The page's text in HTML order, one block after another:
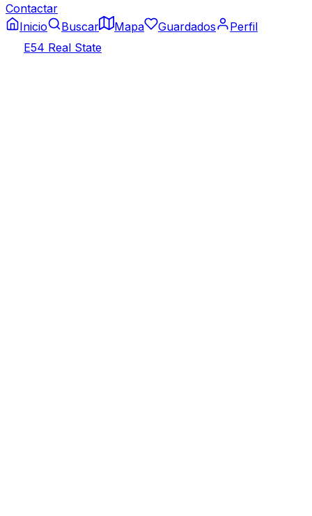
Contactar
Inicio
Buscar Mapa Guardados
Perfil
E54 Real State